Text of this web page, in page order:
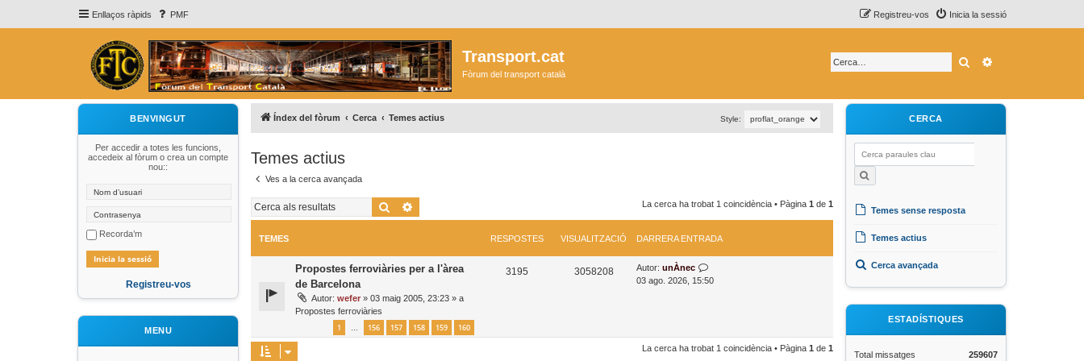
Enllaços ràpids PMF Inicia la sessió
Registreu-vos
Transport.cat
Fòrum del transport català
Cerca
BENVINGUT
Per accedir a totes les funcions,
accedeix al fòrum o crea un compte
nou::
Recorda’m
Registreu-vos
MENU
Índex del fòrum Cerca Temes actius Style:
Temes actius
Ves a la cerca avançada
Cerca La cerca ha trobat 1 coincidència • Pàgina 1 de 1
TEMES RESPOSTES VISUALITZACIÓ DARRERA ENTRADA
Propostes ferroviàries per a l'àrea
de Barcelona
Autor: wefer » 03 maig 2005, 23:23 » a
Propostes ferroviàries
1 … 156 157 158 159 160
3195 3058208V
D
a
Autor: unÀnec
03 ago. 2026, 15:50
La cerca ha trobat 1 coincidència • Pàgina 1 de 1
CERCA
Temes sense resposta
Temes actius
Cerca avançada
ESTADÍSTIQUES
Total missatges 259607